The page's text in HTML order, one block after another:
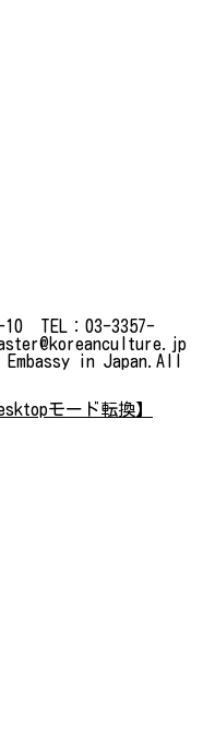
10 TEL：03-3357-
in Japan.All
モード転換】